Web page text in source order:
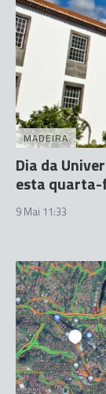
MADEIRA
Dia da
esta
9 Mai 11:33